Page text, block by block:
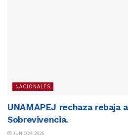
NACIONALES
UNAMAPEJ rechaza rebaja
Sobrevivencia.
JUNIO 24, 2026